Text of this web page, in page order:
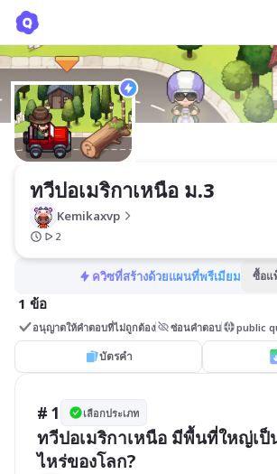
ทวีปอเมริกาเหนือ ม.3
Kemikaxvp
2
ควิซที่สร้างด้วยแผนที่พรีเมียม ซื้อแ
1 ข้อ
อนุญาตให้คำตอบที่ไม่ถูกต้อง ซ่อนคำตอบ public
บัตรคำ
# 1 เลือกประเภท
ทวีปอเมริกาเหนือ มีพื้นที่ใหญ่เ
ไหร่ของโลก?